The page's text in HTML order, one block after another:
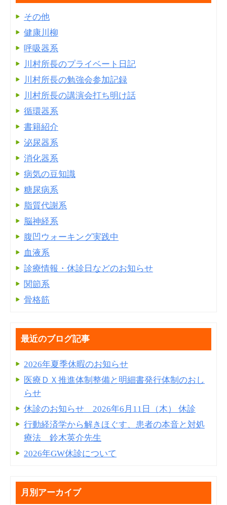
その他
健康川柳
呼吸器系
川村所長のプライベート日記
川村所長の勉強会参加記録
川村所長の講演会打ち明け話
循環器系
書籍紹介
泌尿器系
消化器系
病気の豆知識
糖尿病系
脂質代謝系
脳神経系
腹凹ウォーキング実践中
血液系
診療情報・休診日などのお知らせ
関節系
骨格筋
最近のブログ記事
2026年夏季休暇のお知らせ
医療ＤＸ推進体制整備と明細書発⾏体制のおし
らせ
休診のお知らせ 2026年6月11日（木） 休診
行動経済学から解きほぐす、患者の本音と対処
療法 鈴木英介先生
2026年GW休診について
月別アーカイブ